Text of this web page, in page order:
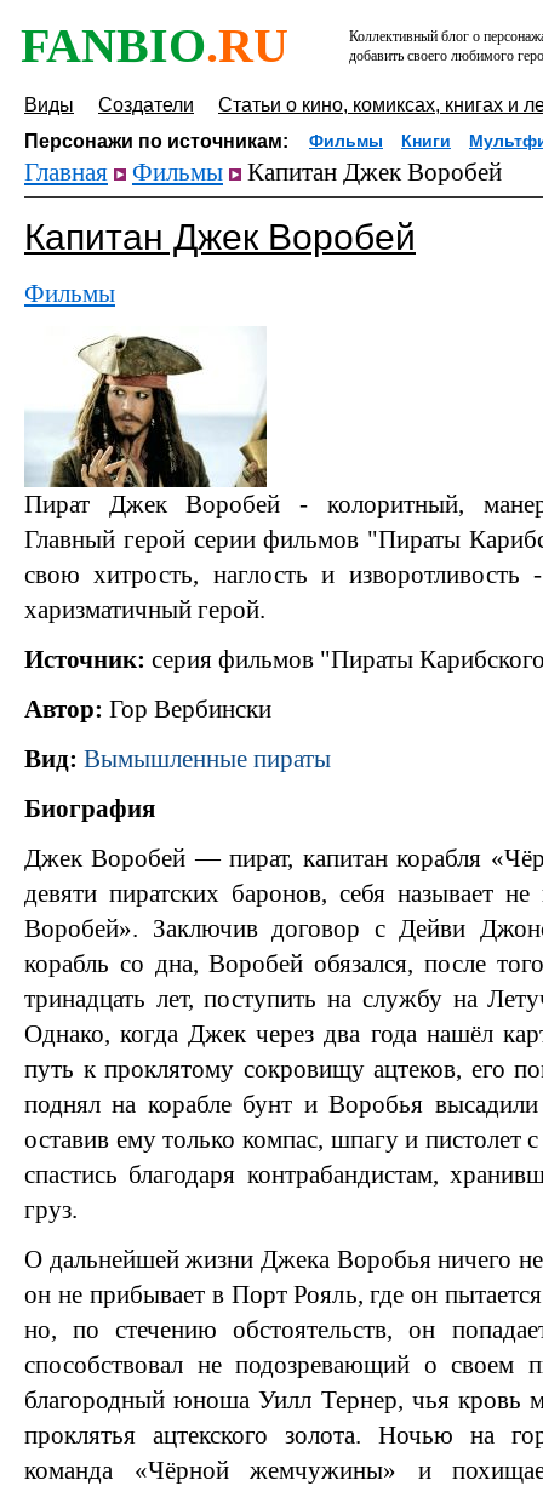
FANBIO.RU
Коллективный блог о
добавить своего любимого
Виды Создатели
Статьи о кино, комиксах, книгах и
Персонажи по источникам:
Фильмы Книги
Главная Фильмы Капитан Джек Воробей
Капитан Джек Воробей
Фильмы
Пират Джек Воробей - колоритный,
Главный герой серии фильмов "Пираты
свою хитрость, наглость и
харизматичный герой.
Источник: серия фильмов "Пираты
Автор: Гор Вербински
Вид: Вымышленные пираты
Биография
Джек Воробей — пират, капитан корабля
девяти пиратских баронов, себя называет
Воробей». Заключив договор с Дейви
корабль со дна, Воробей обязался, после
тринадцать лет, поступить на службу на
Однако, когда Джек через два года нашёл
путь к проклятому сокровищу ацтеков, его
поднял на корабле бунт и Воробья
оставив ему только компас, шпагу и пистолет
спастись благодаря контрабандистам,
груз.
О дальнейшей жизни Джека Воробья ничего
он не прибывает в Порт Рояль, где он
но, по стечению обстоятельств, он
способствовал не подозревающий о своем
благородный юноша Уилл Тернер, чья кровь
проклятья ацтекского золота. Ночью на
команда «Чёрной жемчужины» и